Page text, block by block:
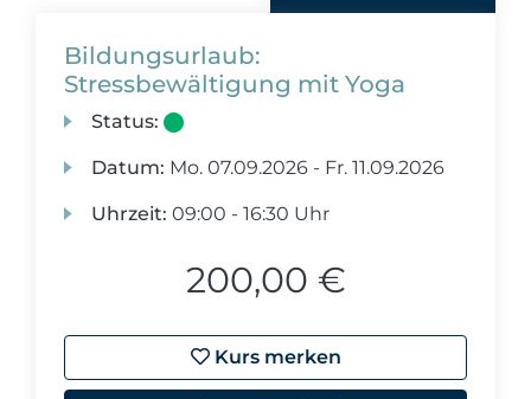
Bildungsurlaub:
Stressbewältigung mit Yoga
Status:
Datum: Mo. 07.09.2026 - Fr. 11.09.2026
Uhrzeit: 09:00 - 16:30 Uhr
200,00 €
Kurs merken